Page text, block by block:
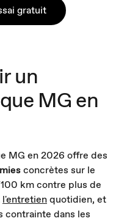
gratuit
un
MG en
MG en 2026 offre des
concrètes sur le
km contre plus de
l'entretienquotidien, et
contrainte dans les